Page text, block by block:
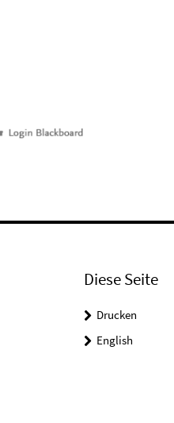
Diese Seite
Drucken
English